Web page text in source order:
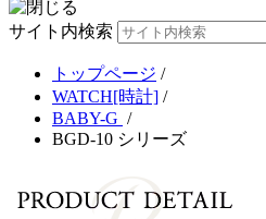
サイト内検索
トップページ /
WATCH[時計] /
BABY-G /
BGD-10 シリーズ